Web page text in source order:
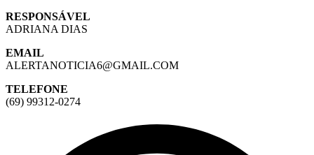
RESPONSÁVEL
ADRIANA DIAS
EMAIL
ALERTANOTICIA6@GMAIL.COM
TELEFONE
(69) 99312-0274